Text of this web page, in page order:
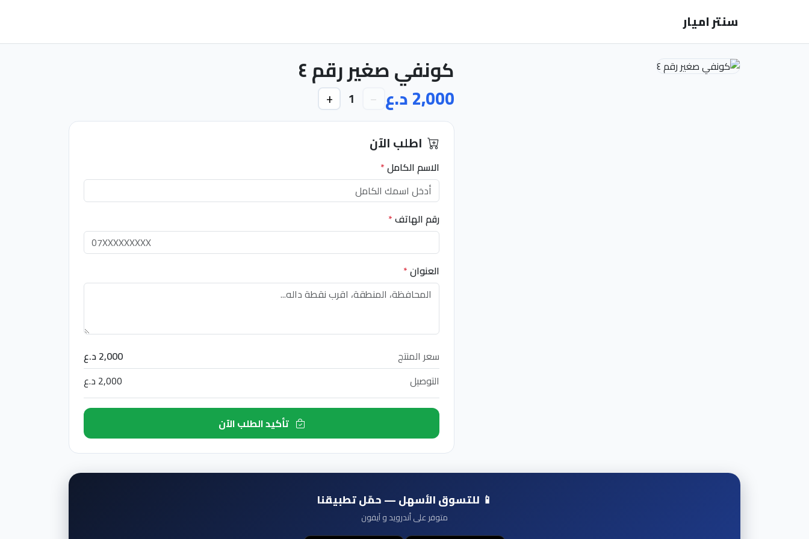
سنتر اميار
كونفي صغير رقم ٤
2,000 د.ع −
1
+
اطلب الآن
الاسم الكامل*
رقم الهاتف*
العنوان*
سعر المنتج
2,000 د.ع
التوصيل
2,000 د.ع
تأكيد الطلب الآن
📱 للتسوق الأسهل — حمّل تطبيقنا
متوفر على أندرويد و آيفون